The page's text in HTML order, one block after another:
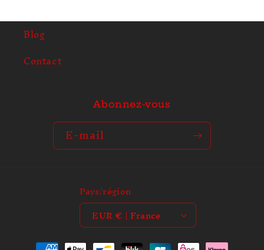
Blog
Contact
Abonnez-vous
E-mail
Pays/région
EUR € | France
Moyens